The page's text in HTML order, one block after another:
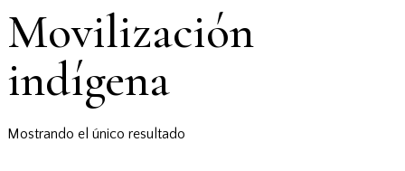
Movilización
indígena
Mostrando el único resultado